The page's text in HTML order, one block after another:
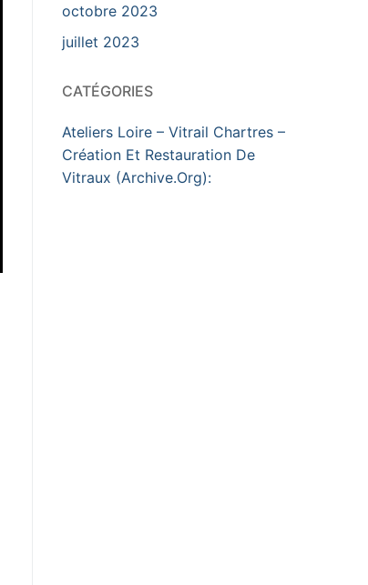
octobre 2023
juillet 2023
CATÉGORIES
Ateliers Loire – Vitrail Chartres –
Création Et Restauration De
Vitraux (Archive.Org):